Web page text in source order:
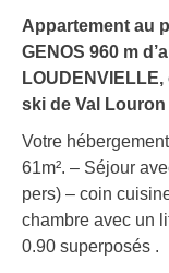
Appartement au
GENOS 960 m
ski de Val
Votre
61m². – Séjour
pers) – coin
chambre avec un
0.90 superposés .